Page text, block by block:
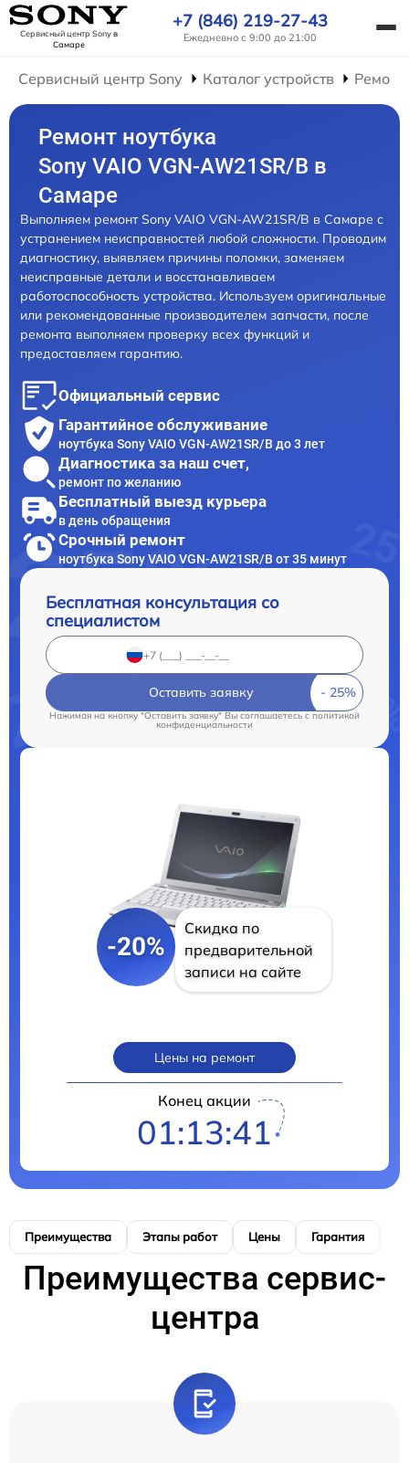
Сервисный центр Sonyв
Самаре
+7 (846) 219-27-43
Ежедневно с 9:00 до 21:00
Сервисный центр Sony Каталог устройств
Ремонт ноутбука
Sony VAIO VGN-AW21SR/B в
Самаре
Выполняем ремонт Sony VAIO VGN-AW21SR/B в Самаре с
устранением неисправностей любой сложности. Проводим
диагностику, выявляем причины поломки, заменяем
неисправные детали и восстанавливаем
работоспособность устройства. Используем оригинальные
или рекомендованные производителем запчасти, после
ремонта выполняем проверку всех функций и
предоставляем гарантию.
Официальный сервис
Гарантийное обслуживание
ноутбука Sony VAIO VGN-AW21SR/B до 3 лет
Диагностика за наш счет,
ремонт по желанию
Бесплатный выезд курьера
в день обращения
Срочный ремонт
ноутбука Sony VAIO VGN-AW21SR/B от 35 минут
Бесплатная консультация со
специалистом
Оставить заявку
Нажимая на кнопку "Оставить заявку" Вы соглашаетесь c политикой
конфиденциальности
-20%
Скидка по
предварительной
записи на сайте
Цены на ремонт
Конец акции
01:13:40
Преимущества Этапы работ Цены Гарантия
Преимущества сервис-
центра